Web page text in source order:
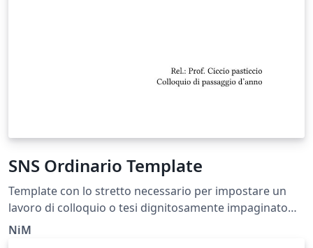
SNS Ordinario Template
Template con lo stretto necessario per impostare un
lavoro di colloquio o tesi dignitosamente impaginato
secondo le norme tipografiche impartite dall'Università
NiM